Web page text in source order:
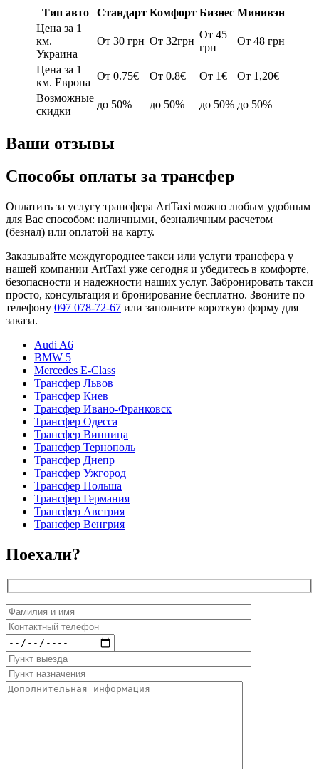
Тип авто Стандарт Комфорт Бизнес Минивэн
Цена за 1
км.
Украина
От 30 грн От 32грн
От 45
грн
От 48 грн
Цена за 1
км. Европа
От 0.75€ От 0.8€ От 1€
От 1,20€
Возможные
скидки
до 50% до 50% до 50% до 50%
Ваши отзывы
Способы оплаты за трансфер
Оплатить за услугу трансфера ArtTaxi можно любым удобным
для Вас способом: наличными, безналичным расчетом
(безнал) или оплатой на карту.
Заказывайте междугороднее такси или услуги трансфера у
нашей компании ArtTaxi уже сегодня и убедитесь в комфорте,
безопасности и надежности наших услуг. Забронировать такси
просто, консультация и бронирование бесплатно. Звоните по
телефону 097 078-72-67 или заполните короткую форму для
заказа.
Audi A6
BMW 5
Mercedes E-Class
Трансфер Львов
Трансфер Киев
Трансфер Ивано-Франковск
Трансфер Одесса
Трансфер Винница
Трансфер Тернополь
Трансфер Днепр
Трансфер Ужгород
Трансфер Польша
Трансфер Германия
Трансфер Австрия
Трансфер Венгрия
Поехали?